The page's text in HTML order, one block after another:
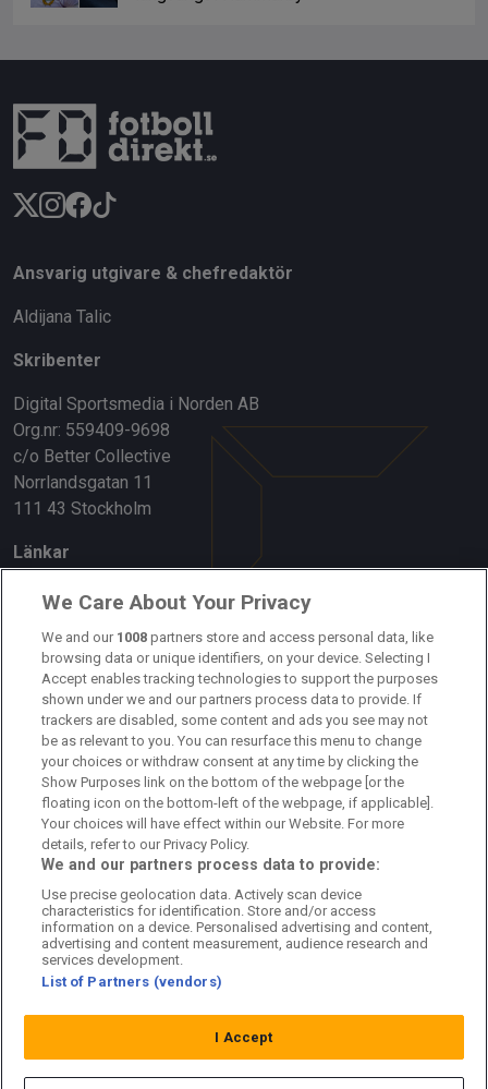
Ansvarig utgivare & chefredaktör
Aldijana Talic
Skribenter
Digital Sportsmedia i Norden AB
Org.nr: 559409-9698
c/o Better Collective
Norrlandsgatan 11
111 43 Stockholm
Länkar
Om oss
Kontakta oss
Kundtjänst
Sponsor: Rekatochklart
Annonsera på Fotbolldirekt
Redaktionell policy
Personuppgiftspolicy
Cookiepolicy
Arkiv
We Care About Your Privacy
We and our 1008 partners store and access personal data, like
browsing data or unique identifiers, on your device. Selecting I
Accept enables tracking technologies to support the purposes
shown under we and our partners process data to provide. If
trackers are disabled, some content and ads you see may not
be as relevant to you. You can resurface this menu to change
your choices or withdraw consent at any time by clicking the
Show Purposes link on the bottom of the webpage [or the
floating icon on the bottom-left of the webpage, if applicable].
Your choices will have effect within our Website. For more
details, refer to our Privacy Policy.
We and our partners process data to provide:
Use precise geolocation data. Actively scan device
characteristics for identification. Store and/or access
information on a device. Personalised advertising and content,
advertising and content measurement, audience research and
services development.
List of Partners (vendors)
I Accept